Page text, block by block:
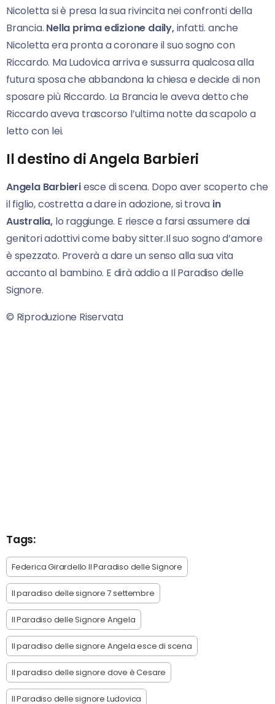
Nicoletta si è presa la sua rivincita nei confronti della
Brancia. Nella prima edizione daily,infatti. anche
Nicoletta era pronta a coronare il suo sogno con
Riccardo. Ma Ludovica arriva e sussurra qualcosa alla
futura sposa che abbandona la chiesa e decide di non
sposare più Riccardo. La Brancia le aveva detto che
Riccardo aveva trascorso l’ultima notte da scapolo a
letto con lei.
Il destino di Angela Barbieri
Angela Barbieriesce di scena. Dopo aver scoperto che
il figlio, costretta a dare in adozione, si trova in
Australia, lo raggiunge. E riesce a farsi assumere dai
genitori adottivi come baby sitter.Il suo sogno d’amore
è spezzato. Proverà a dare un senso alla sua vita
accanto al bambino. E dirà addio a Il Paradiso delle
Signore.
© Riproduzione Riservata
Tags:
Federica Girardello Il Paradiso delle Signore
Il paradiso delle signore 7 settembre
Il Paradiso delle Signore Angela
Il paradiso delle signore Angela esce di scena
Il paradiso delle signore dove è Cesare
Il Paradiso delle signore Ludovica